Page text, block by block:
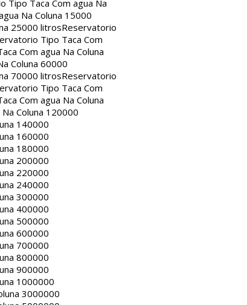
Tipo Taca Com agua Na
Na Coluna 15000
25000 litrosReservatorio
Tipo Taca Com
Com agua Na Coluna
Coluna 60000
70000 litrosReservatorio
Tipo Taca Com
Com agua Na Coluna
Coluna 120000
140000
160000
180000
200000
220000
240000
300000
400000
500000
600000
700000
800000
900000
1000000
3000000